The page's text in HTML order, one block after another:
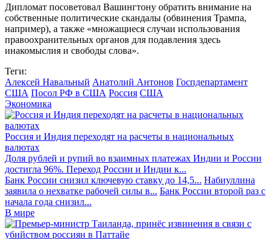
Дипломат посоветовал Вашингтону обратить внимание на
собственные политические скандалы (обвинения Трампа,
например), а также «множащиеся случаи использования
правоохранительных органов для подавления здесь
инакомыслия и свободы слова».
Теги:
Алексей Навальный Анатолий Антонов Госпдепартамент
США Посол РФ в США Россия США
Экономика
Россия и Индия переходят на расчеты в национальных
валютах
Доля рублей и рупий во взаимных платежах Индии и России
достигла 96%. Переход России и Индии к...
Банк России снизил ключевую ставку до 14,5... Набиуллина
заявила о нехватке рабочей силы в... Банк России второй раз с
начала года снизил...
В мире